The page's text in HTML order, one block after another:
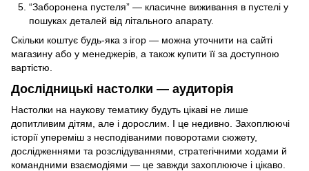
“Заборонена пустеля” — класичне виживання в пустелі у
пошуках деталей від літального апарату.
Скільки коштує будь-яка з ігор — можна уточнити на сайті
магазину або у менеджерів, а також купити її за доступною
вартістю.
Дослідницькі настолки — аудиторія
Настолки на наукову тематику будуть цікаві не лише
допитливим дітям, але і дорослим. І це недивно. Захоплюючі
історії упереміш з несподіваними поворотами сюжету,
дослідженнями та розслідуваннями, стратегічними ходами й
командними взаємодіями — це завжди захоплююче і цікаво.